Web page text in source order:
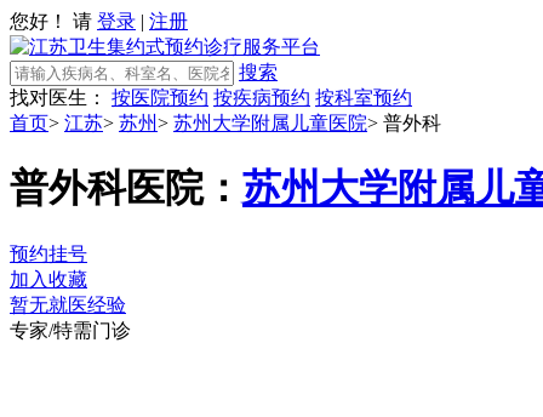
您好！ 请 登录 | 注册
搜索
找对医生：
按医院预约 按疾病预约 按科室预约
首页> 江苏> 苏州> 苏州大学附属儿童医院> 普外科
普外科医院： 苏州大学附属儿
预约挂号
加入收藏
暂无就医经验
专家/特需门诊